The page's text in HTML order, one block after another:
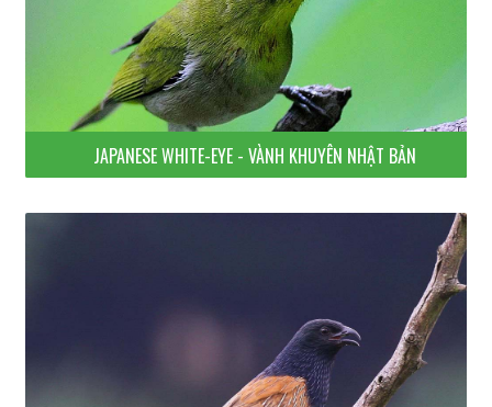
JAPANESE WHITE-EYE - VÀNH KHUYÊN NHẬT BẢN